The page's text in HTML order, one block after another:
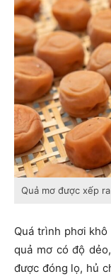
Quả mơ được xếp
Quá trình phơi
quả mơ có độ
được đóng lọ, hủ